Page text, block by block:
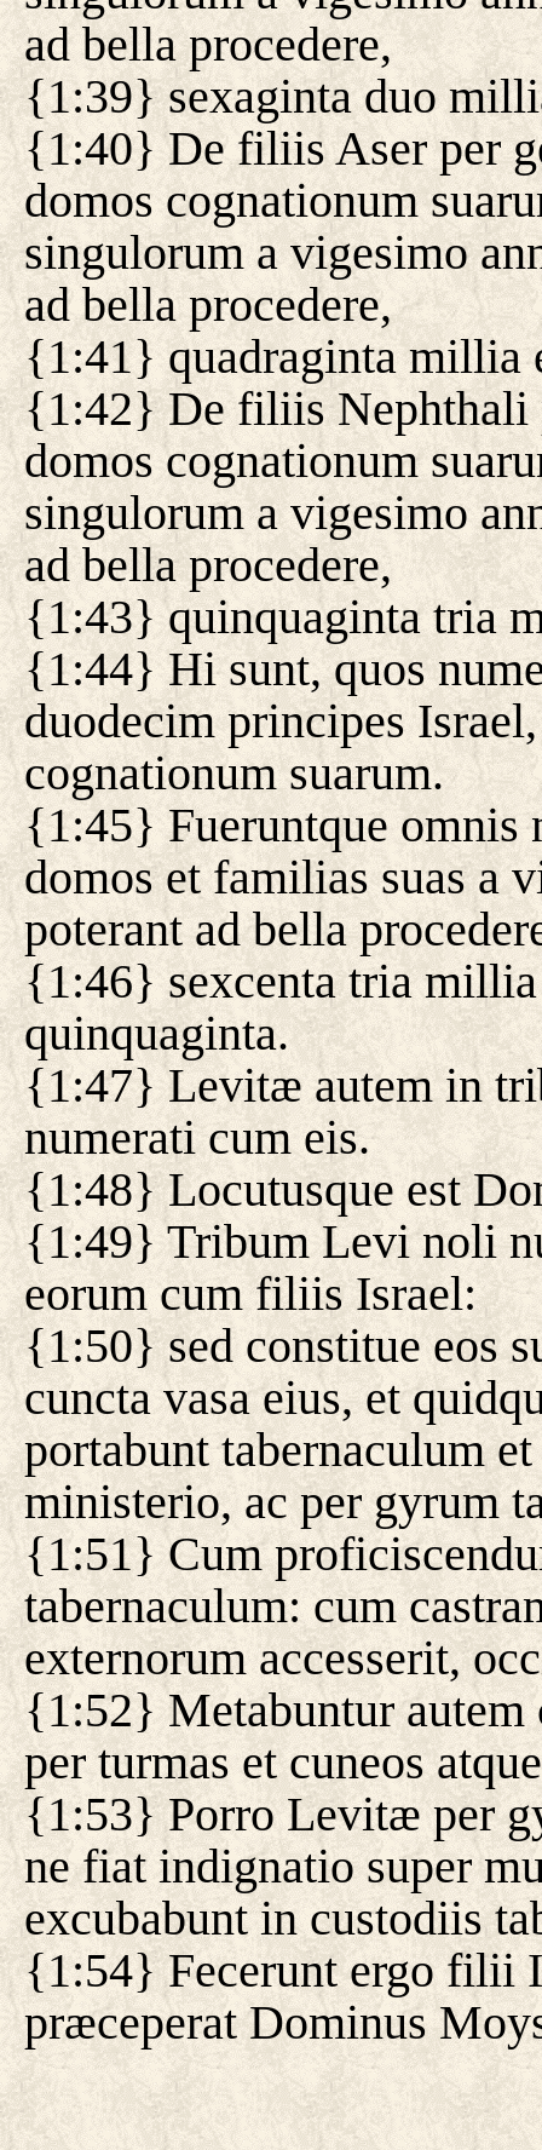
ad bella procedere,
{1:39} sexaginta duo
{1:40} De filiis Aser per
domos cognationum
singulorum a vigesimo
ad bella procedere,
{1:41} quadraginta millia
{1:42} De filiis Nephthali
domos cognationum
singulorum a vigesimo
ad bella procedere,
{1:43} quinquaginta tria
{1:44} Hi sunt, quos
duodecim principes
cognationum suarum.
{1:45} Fueruntque omnis
domos et familias suas a
poterant ad bella
{1:46} sexcenta tria
quinquaginta.
{1:47} Levitæ autem in
numerati cum eis.
{1:48} Locutusque est
{1:49} Tribum Levi noli
eorum cum filiis Israel:
{1:50} sed constitue eos
cuncta vasa eius, et
portabunt tabernaculum
ministerio, ac per gyrum
{1:51} Cum
tabernaculum: cum
externorum accesserit,
{1:52} Metabuntur autem
per turmas et cuneos
{1:53} Porro Levitæ per
ne fiat indignatio super
excubabunt in custodiis
{1:54} Fecerunt ergo filii
præceperat Dominus